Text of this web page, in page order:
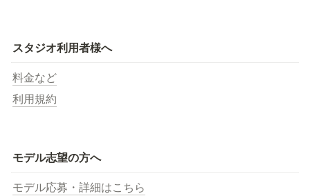
スタジオ利用者様へ
料金など
利用規約
モデル志望の方へ
モデル応募・詳細はこちら